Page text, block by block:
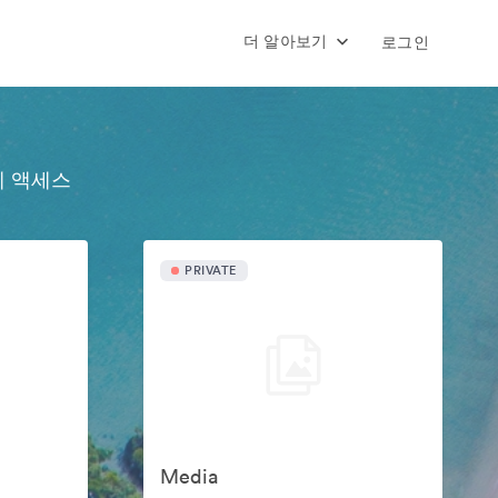
더 알아보기 로그인
액세스
PRIVATE
Media